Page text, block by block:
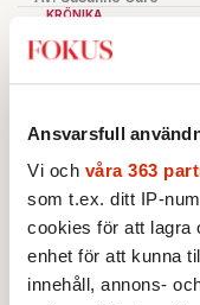
Ansvarsfull
Vi och våra 363
som t.ex. ditt IP-
cookies för att lagra
enhet för att kunna
innehåll, annons-
KRÖNIKA
Johan Hakelius:
mellan raderna
KRÖNIKA
alla om att vara
5.Frans
franska
6.Bitte Assarmo: